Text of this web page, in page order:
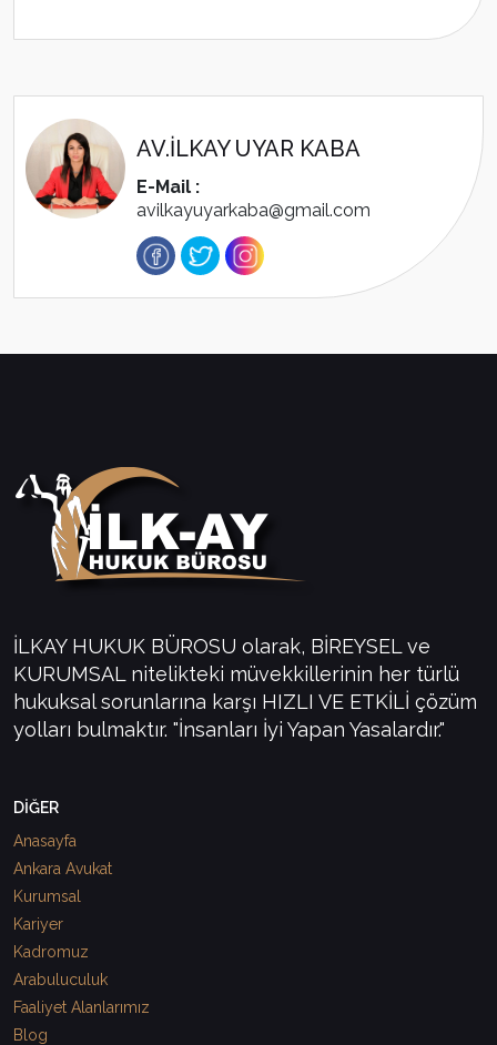
AV.İLKAY UYAR KABA
E-Mail :
avilkayuyarkaba@gmail.com
İLKAY HUKUK BÜROSU olarak, BİREYSEL ve
KURUMSAL nitelikteki müvekkillerinin her türlü
hukuksal sorunlarına karşı HIZLI VE ETKİLİ çözüm
yolları bulmaktır. "İnsanları İyi Yapan Yasalardır."
DİĞER
Anasayfa
Ankara Avukat
Kurumsal
Kariyer
Kadromuz
Arabuluculuk
Faaliyet Alanlarımız
Blog